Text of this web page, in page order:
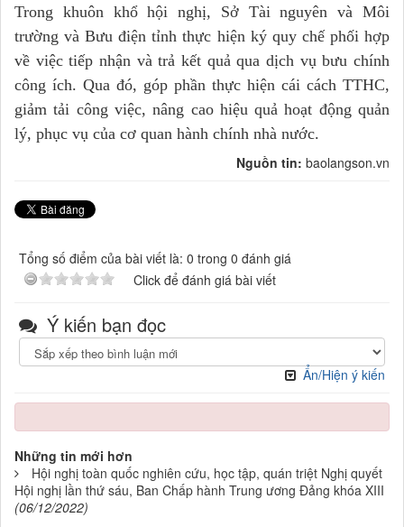
Trong khuôn khổ hội nghị, Sở Tài nguyên và Môi
trường và Bưu điện tỉnh thực hiện ký quy chế phối hợp
về việc tiếp nhận và trả kết quả qua dịch vụ bưu chính
công ích. Qua đó, góp phần thực hiện cái cách TTHC,
giảm tải công việc, nâng cao hiệu quả hoạt động quản
lý, phục vụ của cơ quan hành chính nhà nước.
Nguồn tin: baolangson.vn
Tổng số điểm của bài viết là: 0 trong 0 đánh giá
Click để đánh giá bài viết
Ý kiến bạn đọc
Ẩn/Hiện ý kiến
Những tin mới hơn
Hội nghị toàn quốc nghiên cứu, học tập, quán triệt Nghị quyết
Hội nghị lần thứ sáu, Ban Chấp hành Trung ương Đảng khóa XIII
(06/12/2022)